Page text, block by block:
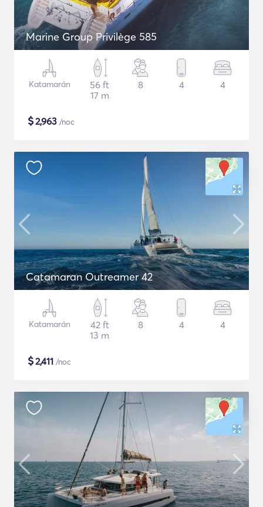
Marine Group Privilège 585
Katamarán
56 ft
17 m
8 4 4
$2,963 /noc
Catamaran Outreamer 42
Katamarán
42 ft
13 m
8 4 4
$2,411 /noc